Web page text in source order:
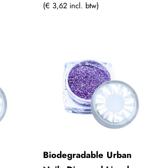
(€ 3,62 incl. btw)
Biodegradable Urban